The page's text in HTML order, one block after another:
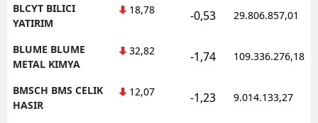
BLCYT BILICI
YATIRIM
18,78 -0,53 29.806.857,01
BLUME BLUME
METAL KIMYA
32,82 -1,74 109.336.276,18
BMSCH BMS CELIK
HASIR
12,07 -1,23 9.014.133,27